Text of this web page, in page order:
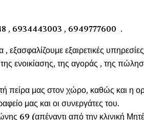
, 6934443003 , 6949777600 .
εξασφαλίζουμε εξαιρετικές
ενοικίασης, της αγοράς , της
πείρα μας στον χώρο, καθώς και η
μας και οι συνεργάτες του.
69 (απέναντι από την κλινική